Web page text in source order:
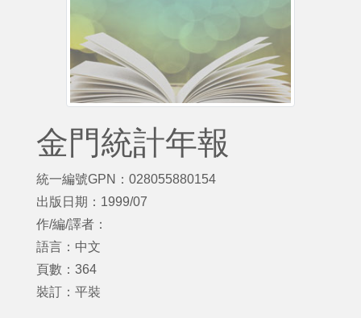
金門統計年報
統一編號GPN：028055880154
出版日期：1999/07
作/編/譯者：
語言：中文
頁數：364
裝訂：平裝